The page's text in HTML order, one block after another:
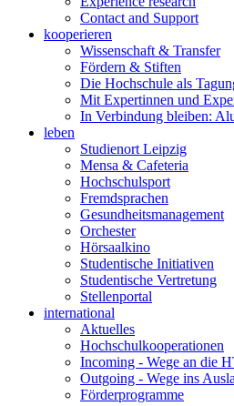
Contact and Support
kooperieren
Wissenschaft & Transfer
Fördern & Stiften
Die Hochschule als
Mit Expertinnen und
In Verbindung bleiben:
leben
Studienort Leipzig
Mensa & Cafeteria
Hochschulsport
Fremdsprachen
Gesundheitsmanagement
Orchester
Hörsaalkino
Studentische Initiativen
Studentische Vertretung
Stellenportal
international
Aktuelles
Hochschulkooperationen
Incoming - Wege an die
Outgoing - Wege ins
Förderprogramme